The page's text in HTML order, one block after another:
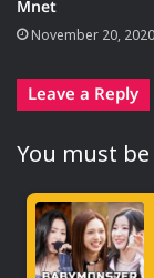
Mnet
November 20, 2020
Leave a Reply
You must be